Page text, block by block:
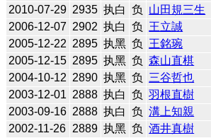
2010-07-29 2935 执白 负 山田規三生
2006-12-07 2902 执白 负 王立誠
2005-12-22 2895 执黑 负 王銘琬
2005-12-15 2895 执黑 负 森山直棋
2004-10-12 2890 执黑 负 三谷哲也
2003-12-01 2888 执白 负 羽根直樹
2003-09-16 2888 执白 负 溝上知親
2002-11-26 2889 执黑 负 酒井真樹